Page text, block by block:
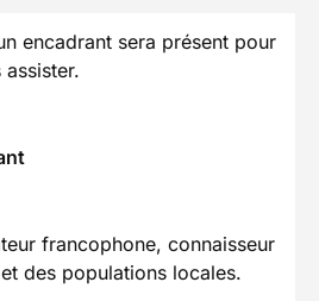
encadrant sera présent pour
francophone, connaisseur
des populations locales.